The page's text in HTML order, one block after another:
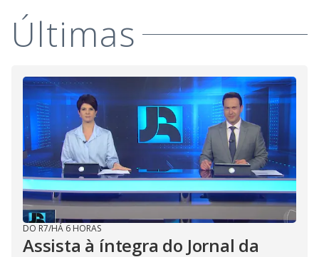
Últimas
DO R7/HÁ 6 HORAS
Assista à íntegra do Jornal da